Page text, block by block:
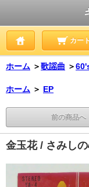
カート
ホーム ＞歌謡曲 ＞
ホーム ＞ EP
前の商品へ
金玉花 / さみし